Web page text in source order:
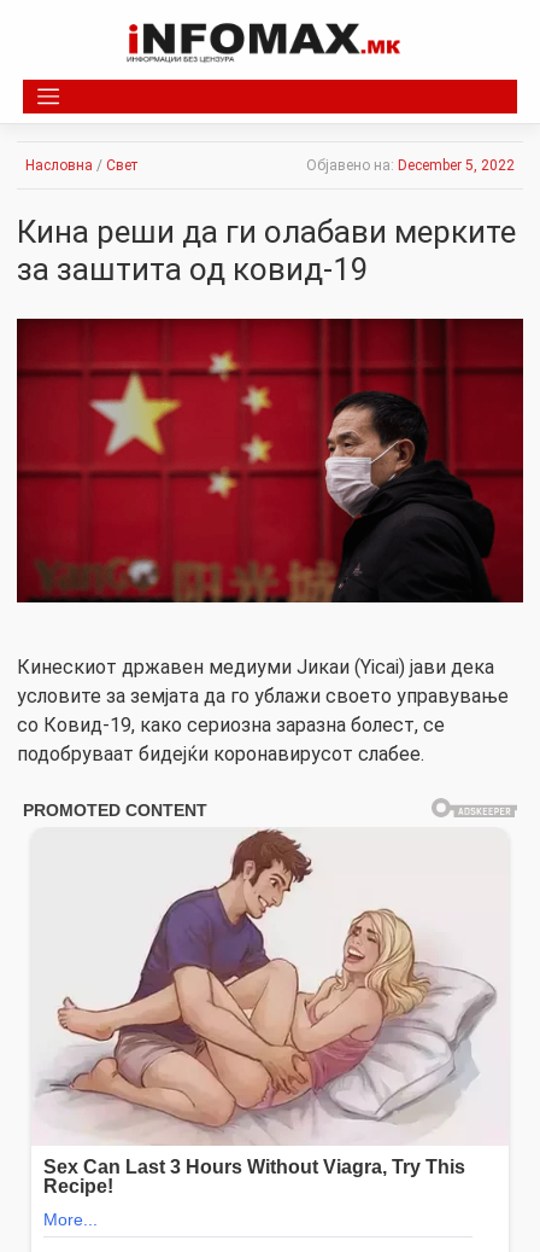
Насловна / Свет Објавено на: December 5, 2022
Кина реши да ги олабави мерките
за заштита од ковид-19
Кинескиот државен медиуми Јикаи (Yicai) јави дека
условите за земјата да го ублажи своето управување
со Ковид-19, како сериозна заразна болест, се
подобруваат бидејќи коронавирусот слабее.